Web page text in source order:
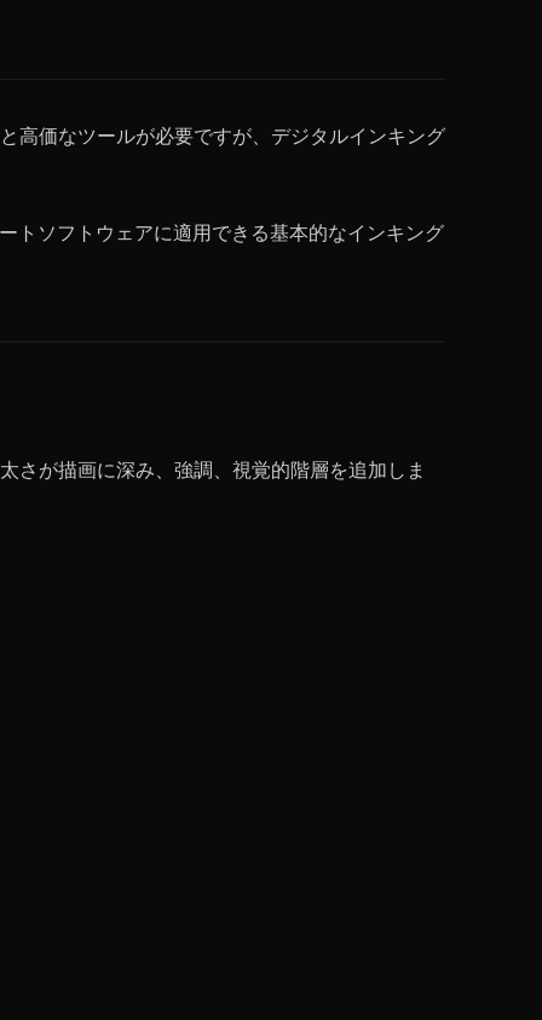
高価なツールが必要ですが、デジタルインキング
トソフトウェアに適用できる基本的なインキング
が描画に深み、強調、視覚的階層を追加しま